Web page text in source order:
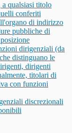
qualsiasi titolo
conferiti
di indirizzo
pubbliche di
dirigenziali (da
distinguano le
dirigenti
titolari di
con funzioni
discrezionali